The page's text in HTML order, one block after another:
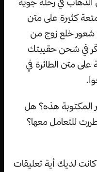
كثيرة على متن
شعور خلع زوج من
في شحن حقيبتك
متن الطائرة في
المكتوبة هذه؟ هل
للتعامل معها؟
لديك أية تعليقات